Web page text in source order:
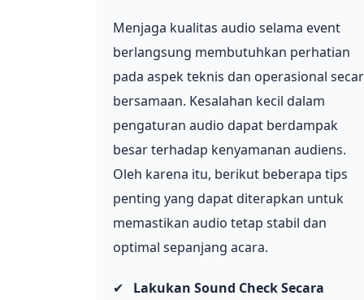
Menjaga kualitas audio selama event
berlangsung membutuhkan perhatian
pada aspek teknis dan operasional
bersamaan. Kesalahan kecil dalam
pengaturan audio dapat berdampak
besar terhadap kenyamanan audiens.
Oleh karena itu, berikut beberapa tips
penting yang dapat diterapkan untuk
memastikan audio tetap stabil dan
optimal sepanjang acara.
✔ Lakukan Sound Check Secara